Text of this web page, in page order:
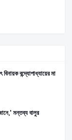
বন্দ্যোপাধ্যায়ের মা
মন্তব্য বালুর